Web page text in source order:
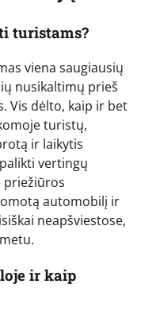
turistams?
viena saugiausių
nusikaltimų prieš
Vis dėlto, kaip ir bet
turistų,
ir laikytis
vertingų
priežiūros
automobilį ir
neapšviestose,
ir kaip